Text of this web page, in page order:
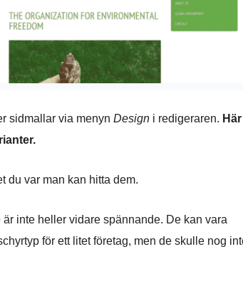
sidmallar via menyn Design i redigeraren. Här
du var man kan hitta dem.
inte heller vidare spännande. De kan vara
för ett litet företag, men de skulle nog